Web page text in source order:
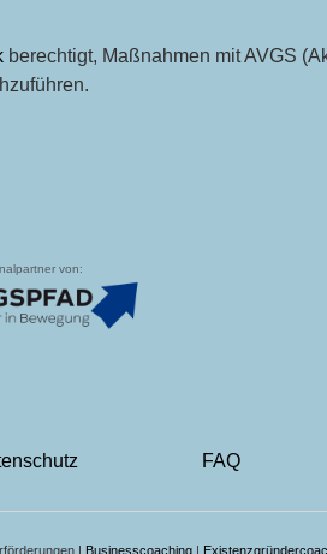
berechtigt, Maßnahmen mit AVGS
von:
FAQ
| Businesscoaching |